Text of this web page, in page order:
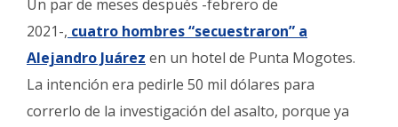
Un par de meses después -febrero de
2021-, cuatro hombres “secuestraron” a
Alejandro Juárez en un hotel de Punta Mogotes.
La intención era pedirle 50 mil dólares para
correrlo de la investigación del asalto, porque ya